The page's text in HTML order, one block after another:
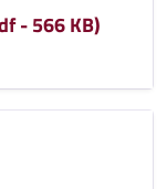
- 566 KB)